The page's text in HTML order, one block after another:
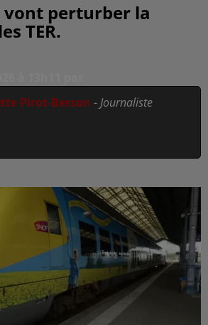
vont perturber la
TER.
Pirot-Berson -Journaliste